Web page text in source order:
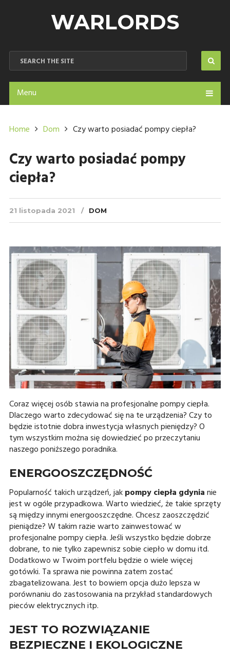
WARLORDS
Menu
Home Dom Czy warto posiadać pompy ciepła?
Czy warto posiadać pompy
ciepła?
21 listopada 2021 DOM
Coraz więcej osób stawia na profesjonalne pompy ciepła.
Dlaczego warto zdecydować się na te urządzenia? Czy to
będzie istotnie dobra inwestycja własnych pieniędzy? O
tym wszystkim można się dowiedzieć po przeczytaniu
naszego poniższego poradnika.
ENERGOOSZCZĘDNOŚĆ
Popularność takich urządzeń, jakpompy ciepła gdynianie
jest w ogóle przypadkowa. Warto wiedzieć, że takie sprzęty
są między innymi energooszczędne. Chcesz zaoszczędzić
pieniądze? W takim razie warto zainwestować w
profesjonalne pompy ciepła. Jeśli wszystko będzie dobrze
dobrane, to nie tylko zapewnisz sobie ciepło w domu itd.
Dodatkowo w Twoim portfelu będzie o wiele więcej
gotówki. Ta sprawa nie powinna zatem zostać
zbagatelizowana. Jest to bowiem opcja dużo lepsza w
porównaniu do zastosowania na przykład standardowych
pieców elektrycznych itp.
JEST TO ROZWIĄZANIE
BEZPIECZNE I EKOLOGICZNE